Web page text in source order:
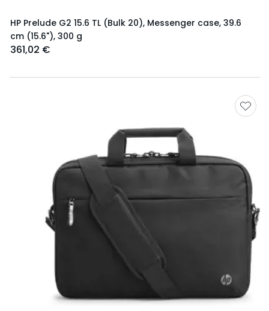
HP Prelude G2 15.6 TL (Bulk 20), Messenger case, 39.6
cm (15.6"), 300 g
361,02 €